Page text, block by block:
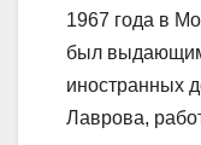
1967 года в
был
иностранных
Лаврова,